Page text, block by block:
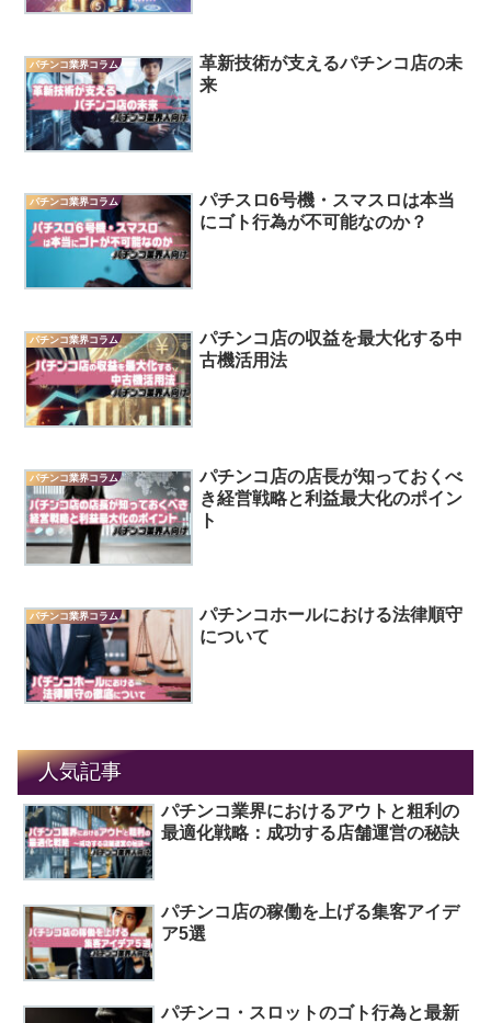
パチンコ業界コラム
革新技術が支えるパチンコ店の未
来
パチンコ業界コラム
パチスロ6号機・スマスロは本当
にゴト行為が不可能なのか？
パチンコ業界コラム
パチンコ店の収益を最大化する中
古機活用法
パチンコ業界コラム
パチンコ店の店長が知っておくべ
き経営戦略と利益最大化のポイン
ト
パチンコ業界コラム
パチンコホールにおける法律順守
について
人気記事
パチンコ業界におけるアウトと粗利の
最適化戦略：成功する店舗運営の秘訣
パチンコ店の稼働を上げる集客アイデ
ア5選
パチンコ・スロットのゴト行為と最新